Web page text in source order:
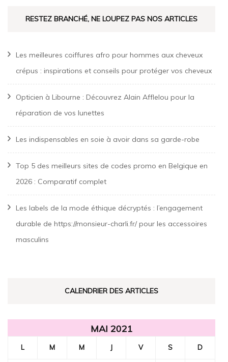
RESTEZ BRANCHÉ, NE LOUPEZ PAS NOS ARTICLES
Les meilleures coiffures afro pour hommes aux cheveux
crépus : inspirations et conseils pour protéger vos cheveux
Opticien à Libourne : Découvrez Alain Afflelou pour la
réparation de vos lunettes
Les indispensables en soie à avoir dans sa garde-robe
Top 5 des meilleurs sites de codes promo en Belgique en
2026 : Comparatif complet
Les labels de la mode éthique décryptés : l’engagement
durable de https://monsieur-charli.fr/ pour les accessoires
masculins
CALENDRIER DES ARTICLES
MAI 2021
L M M J V S D